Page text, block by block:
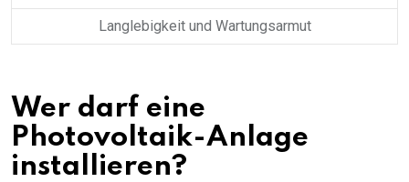
Langlebigkeit und Wartungsarmut
Wer darf eine
Photovoltaik-Anlage
installieren?